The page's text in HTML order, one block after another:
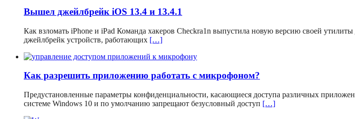
Вышел джейлбрейк iOS 13.4 и 13.4.1
Как взломать iPhone и iPad Команда хакеров Checkra1n выпустила новую версию своей
джейлбрейк устройств, работающих […]
Как разрешить приложению работать с микрофоном?
Предустановленные параметры конфиденциальности, касающиеся доступа различных
системе Windows 10 и по умолчанию запрещают безусловный доступ […]